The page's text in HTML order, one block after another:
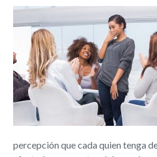
percepción que cada quien tenga